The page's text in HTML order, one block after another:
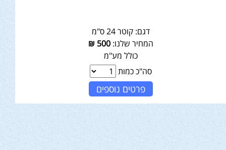
דגם: קוטר 24 ס"מ
המחיר שלנו:500
₪
כולל מע"מ
סה"כ כמות
פרטים נוספים